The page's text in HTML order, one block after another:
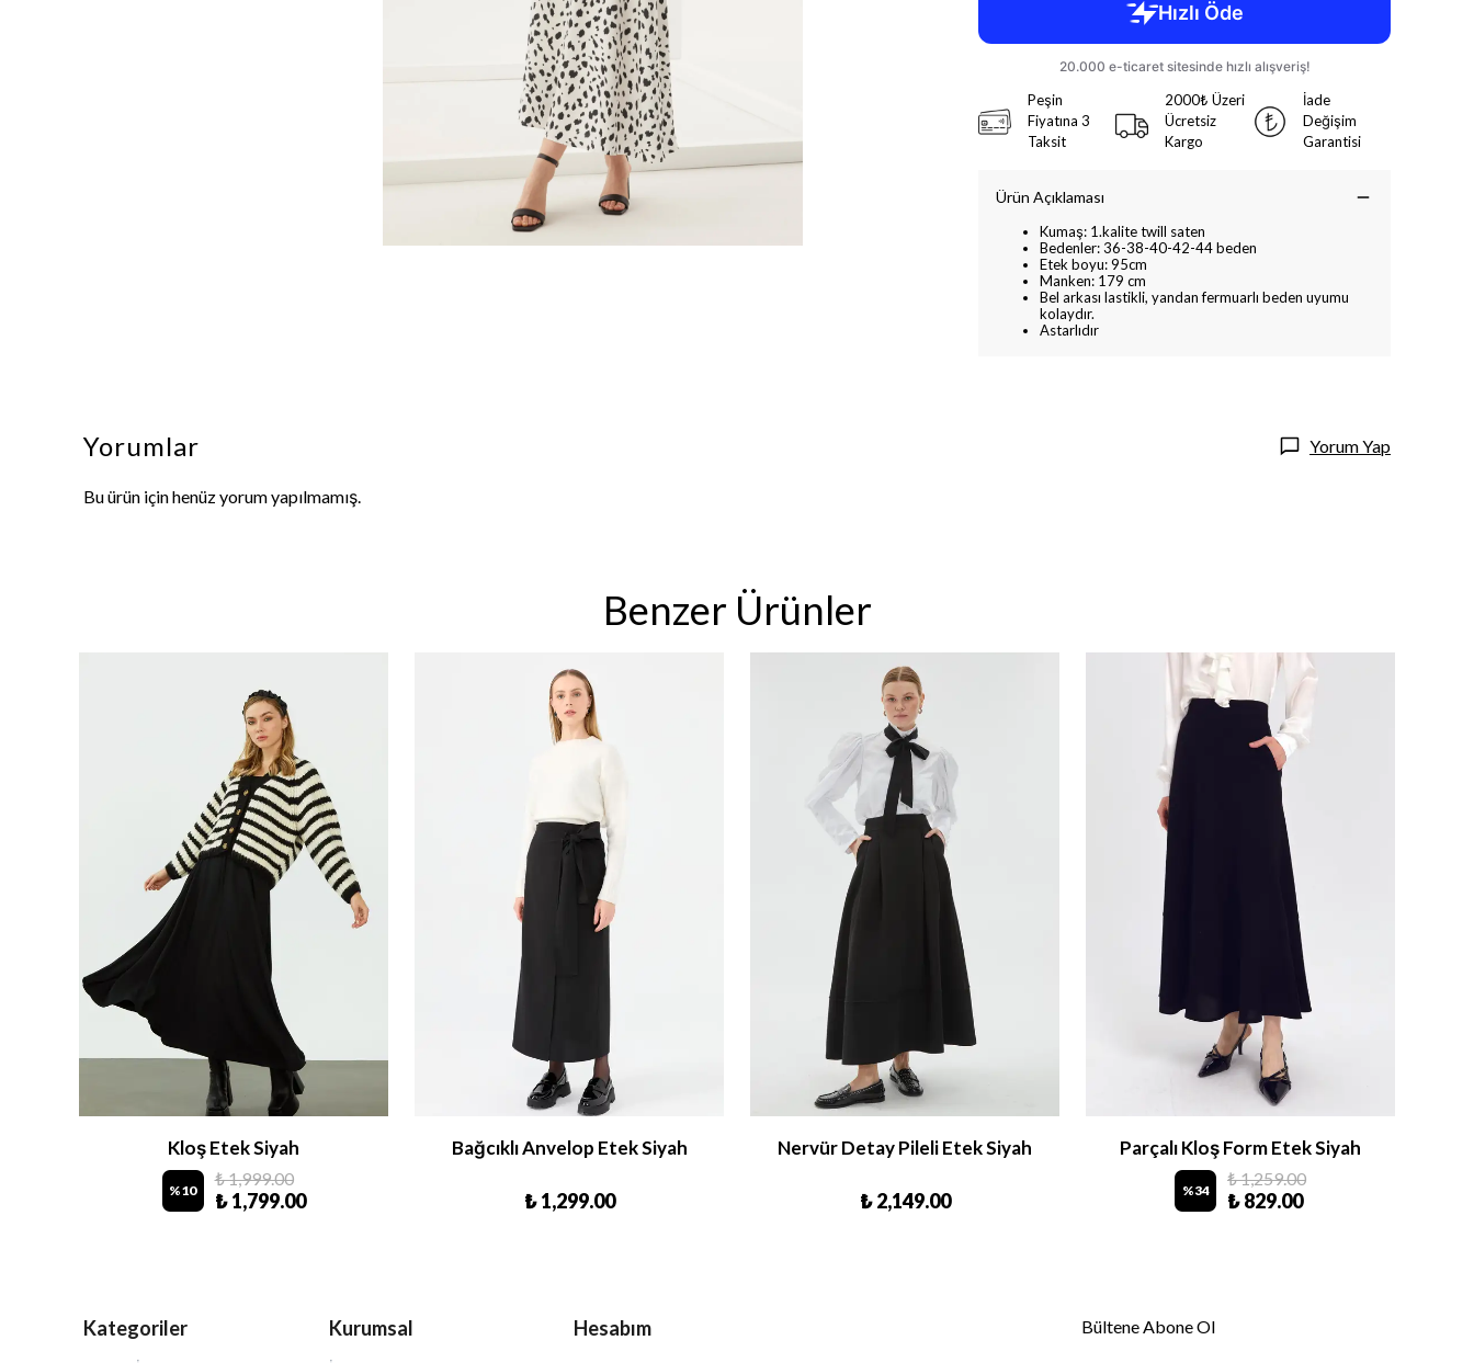
Peşin
Fiyatına 3
Taksit
2000₺ Üzeri
Ücretsiz
Kargo
İade
Değişim
Garantisi
Ürün Açıklaması
Kumaş: 1.kalite twill saten
Bedenler: 36-38-40-42-44 beden
Etek boyu: 95cm
Manken: 179 cm
Bel arkası lastikli, yandan fermuarlı beden uyumu
kolaydır.
Astarlıdır
Yorumlar Yorum Yap
Bu ürün için henüz yorum yapılmamış.
Benzer Ürünler
Kloş Etek Siyah
%10
₺ 1,999.00
₺ 1,799.00
Bağcıklı Anvelop Etek Siyah
₺ 1,299.00
Nervür Detay Pileli Etek Siyah
₺ 2,149.00
Parçalı Kloş Form Etek Siyah
%34
₺ 1,259.00
₺ 829.00
Kategoriler Kurumsal Hesabım Bültene Abone Ol